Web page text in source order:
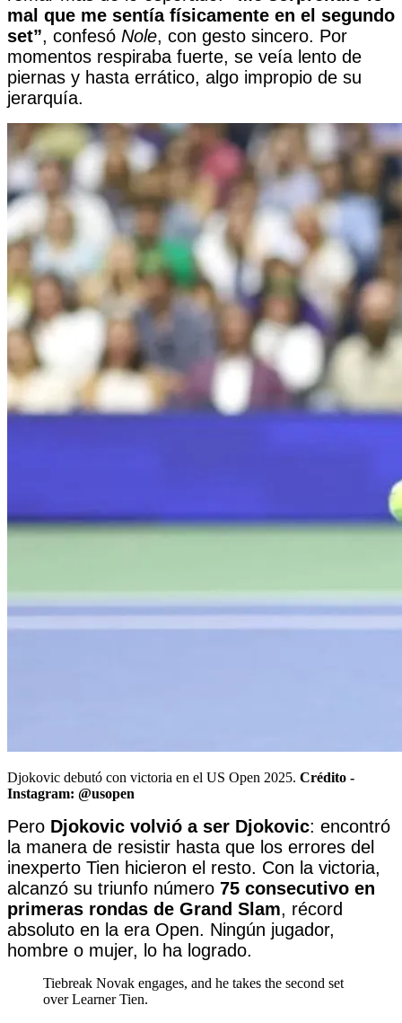
mal que me sentía físicamente en el segundo
set”, confesó Nole, con gesto sincero. Por
momentos respiraba fuerte, se veía lento de
piernas y hasta errático, algo impropio de su
jerarquía.
Djokovic debutó con victoria en el US Open 2025. Crédito -
Instagram: @usopen
Pero Djokovic volvió a ser Djokovic: encontró
la manera de resistir hasta que los errores del
inexperto Tien hicieron el resto. Con la victoria,
alcanzó su triunfo número 75 consecutivo en
primeras rondas de Grand Slam, récord
absoluto en la era Open. Ningún jugador,
hombre o mujer, lo ha logrado.
Tiebreak Novak engages, and he takes the second set
over Learner Tien.